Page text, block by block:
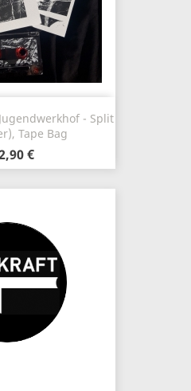
- Split
Tape Bag
€